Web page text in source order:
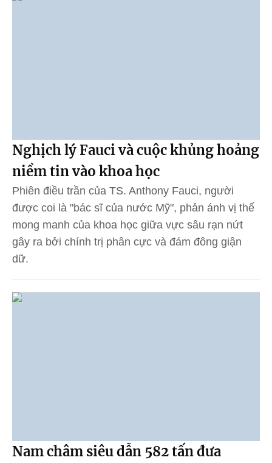
Nghịch lý Fauci và cuộc khủng hoảng
niềm tin vào khoa học
Phiên điều trần của TS. Anthony Fauci, người
được coi là "bác sĩ của nước Mỹ", phản ánh vị thế
mong manh của khoa học giữa vực sâu rạn nứt
gây ra bởi chính trị phân cực và đám đông giận
dữ.
Nam châm siêu dẫn 582 tấn đưa